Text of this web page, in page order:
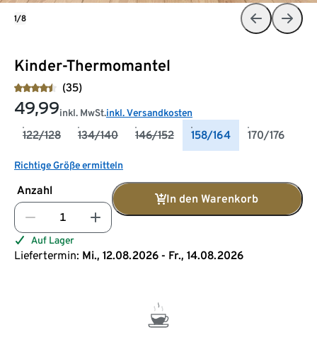
Kinder-Thermomantel
(35)
49,99inkl. MwSt.inkl. Versandkosten
122/128 134/140 146/152 158/164 170/176
Richtige Größe ermitteln
Anzahl
In den Warenkorb
Auf Lager
Liefertermin: Mi., 12.08.2026 - Fr., 14.08.2026
1/8